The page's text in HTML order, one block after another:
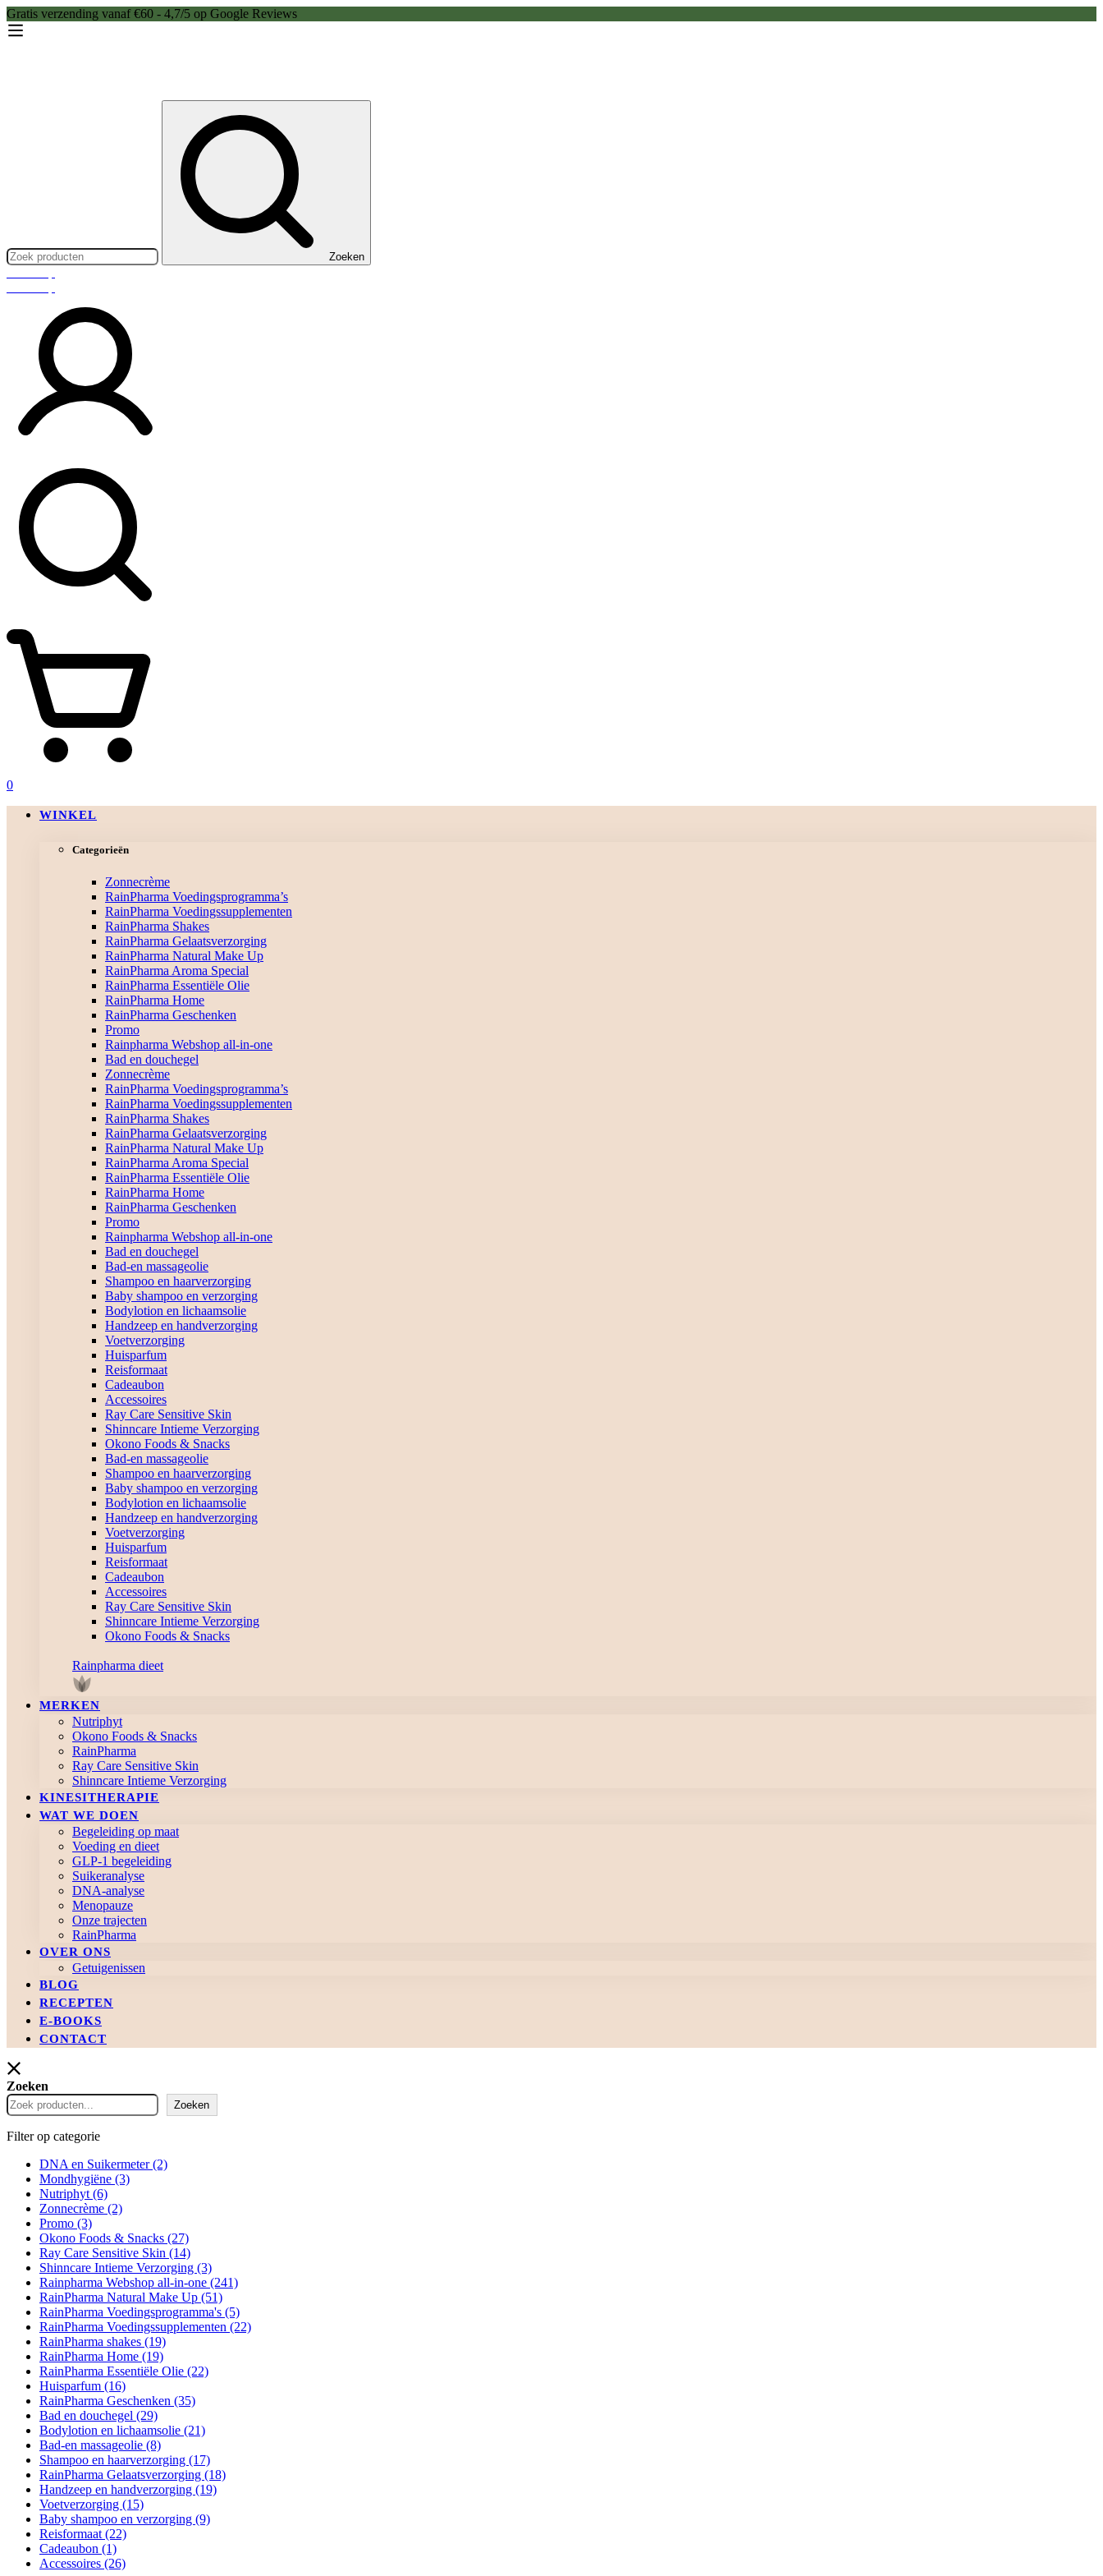
Gratis verzending vanaf €60 - 4,7/5 op Google Reviews
Zoeken
0
WINKEL
Categorieën
Zonnecrème
RainPharma Voedingsprogramma’s
RainPharma Voedingssupplementen
RainPharma Shakes
RainPharma Gelaatsverzorging
RainPharma Natural Make Up
RainPharma Aroma Special
RainPharma Essentiële Olie
RainPharma Home
RainPharma Geschenken
Promo
Rainpharma Webshop all-in-one
Bad en douchegel
Zonnecrème
RainPharma Voedingsprogramma’s
RainPharma Voedingssupplementen
RainPharma Shakes
RainPharma Gelaatsverzorging
RainPharma Natural Make Up
RainPharma Aroma Special
RainPharma Essentiële Olie
RainPharma Home
RainPharma Geschenken
Promo
Rainpharma Webshop all-in-one
Bad en douchegel
Bad-en massageolie
Shampoo en haarverzorging
Baby shampoo en verzorging
Bodylotion en lichaamsolie
Handzeep en handverzorging
Voetverzorging
Huisparfum
Reisformaat
Cadeaubon
Accessoires
Ray Care Sensitive Skin
Shinncare Intieme Verzorging
Okono Foods & Snacks
Bad-en massageolie
Shampoo en haarverzorging
Baby shampoo en verzorging
Bodylotion en lichaamsolie
Handzeep en handverzorging
Voetverzorging
Huisparfum
Reisformaat
Cadeaubon
Accessoires
Ray Care Sensitive Skin
Shinncare Intieme Verzorging
Okono Foods & Snacks
Rainpharma dieet
MERKEN
Nutriphyt
Okono Foods & Snacks
RainPharma
Ray Care Sensitive Skin
Shinncare Intieme Verzorging
KINESITHERAPIE
WAT WE DOEN
Begeleiding op maat
Voeding en dieet
GLP-1 begeleiding
Suikeranalyse
DNA-analyse
Menopauze
Onze trajecten
RainPharma
OVER ONS
Getuigenissen
BLOG
RECEPTEN
E-BOOKS
CONTACT
Zoeken
Zoeken
Filter op categorie
DNA en Suikermeter(2)
Mondhygiëne (3)
Nutriphyt (6)
Zonnecrème (2)
Promo (3)
Okono Foods & Snacks (27)
Ray Care Sensitive Skin (14)
Shinncare Intieme Verzorging (3)
Rainpharma Webshop all-in-one (241)
RainPharma Natural Make Up (51)
RainPharma Voedingsprogramma's (5)
RainPharma Voedingssupplementen (22)
RainPharma shakes (19)
RainPharma Home (19)
RainPharma Essentiële Olie (22)
Huisparfum (16)
RainPharma Geschenken (35)
Bad en douchegel (29)
Bodylotion en lichaamsolie (21)
Bad-en massageolie (8)
Shampoo en haarverzorging (17)
RainPharma Gelaatsverzorging (18)
Handzeep en handverzorging (19)
Voetverzorging (15)
Baby shampoo en verzorging (9)
Reisformaat (22)
Cadeaubon (1)
Accessoires (26)